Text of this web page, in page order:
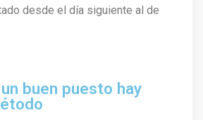
desde el día siguiente al de
buen puesto hay